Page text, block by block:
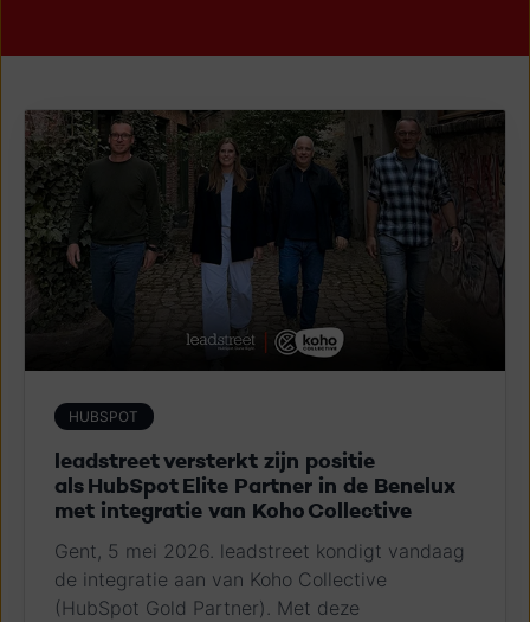
HUBSPOT
leadstreet v​ersterkt zijn​​ ​positie
als HubSpot Elite Partner in de Benelux ​
met​ integratie​ van​ Koho Collective
Gent, 5 mei 2026. leadstreet kondigt vandaag
de integratie aan van Koho Collective
(HubSpot Gold Partner). Met deze